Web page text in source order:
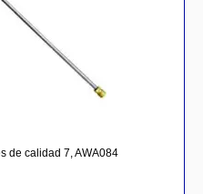
de calidad 7, AWA084